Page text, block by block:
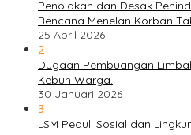
Penolakan dan Desak
Bencana Menelan Korban
25 April 2026
2
Dugaan Pembuangan
Kebun Warga.
30 Januari 2026
3
LSM Peduli Sosial dan